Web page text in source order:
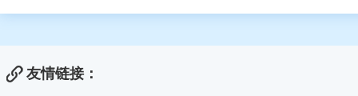
友情链接：